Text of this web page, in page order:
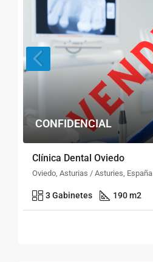
CONFIDENCIAL
Clínica Dental Oviedo
Oviedo, Asturias / Asturies, España
3 Gabinetes 190 m2